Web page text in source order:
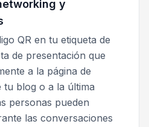
y
QR en tu etiqueta de
de presentación que
a la página de
tu blog o a la última
personas pueden
las conversaciones